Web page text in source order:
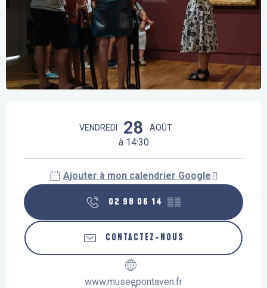
VENDREDI 28 AOÛT
à 14:30
Ajouter à mon calendrier Google
02 98 06 14 ▒▒
CONTACTEZ-NOUS
www.museepontaven.fr